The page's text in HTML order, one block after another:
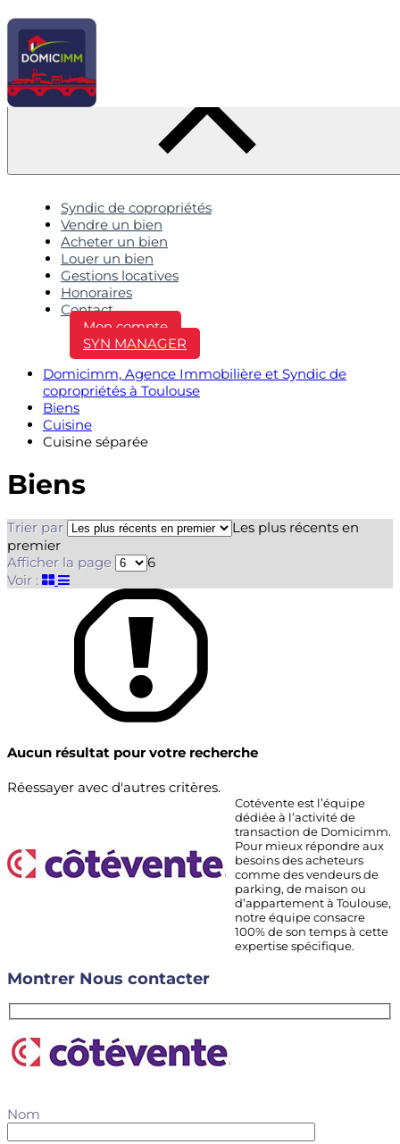
Syndic de copropriétés
Vendre un bien
Acheter un bien
Louer un bien
Gestions locatives
Honoraires
Contact
Mon compte
SYN MANAGER
Domicimm, Agence Immobilière et Syndic de
copropriétés à Toulouse
Biens
Cuisine
Cuisine séparée
Biens
Trier par
Les plus récents en
premier
Afficher la page
6
Voir :
Aucun résultat pour votre recherche
Réessayer avec d'autres critères.
Cotévente est l’équipe
dédiée à l’activité de
transaction de Domicimm.
Pour mieux répondre aux
besoins des acheteurs
comme des vendeurs de
parking, de maison ou
d’appartement à Toulouse,
notre équipe consacre
100% de son temps à cette
expertise spécifique.
Montrer Nous contacter
Nom